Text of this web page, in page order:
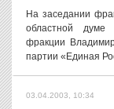
На заседании
областной думе
фракции
партии «Единая
03.04.2003, 10:34